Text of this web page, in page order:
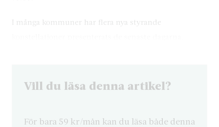
I många kommuner har flera nya styrande
Vill du läsa denna artikel?
För bara 59 kr/mån kan du läsa både denna